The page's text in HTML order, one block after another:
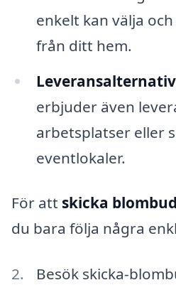
enkelt kan välja
från ditt hem.
erbjuder även
arbetsplatser eller
eventlokaler.
För att skicka
du bara följa några
Besök skicka-